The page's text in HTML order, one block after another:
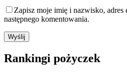
Zapisz moje imię i nazwisko, adres
następnego komentowania.
Rankingi pożyczek